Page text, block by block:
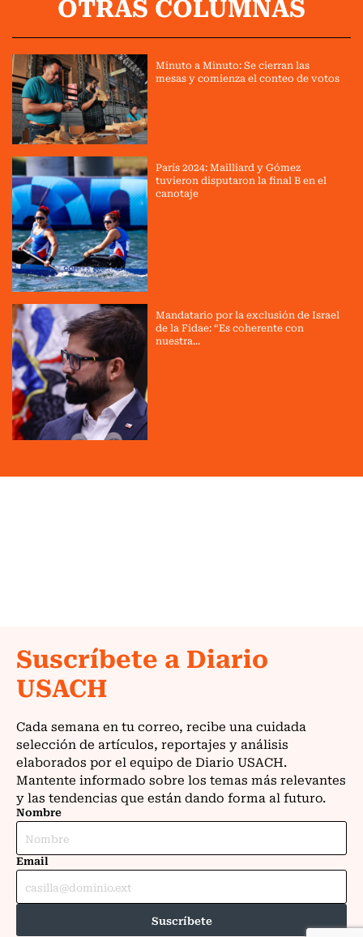
Minuto a Minuto: Se cierran las
mesas y comienza el conteo de votos
París 2024: Mailliard y Gómez
tuvieron disputaron la final B en el
canotaje
Mandatario por la exclusión de Israel
de la Fidae: “Es coherente con
nuestra...